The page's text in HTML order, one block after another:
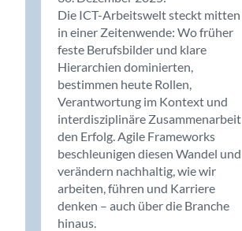
Benken (SG)
Bergdietikon
Bern - Liebefeld
Die ICT-Arbeitswelt steckt mitten
in einer Zeitenwende: Wo früher
feste Berufsbilder und klare
Hierarchien dominierten,
bestimmen heute Rollen,
Verantwortung im Kontext und
interdisziplinäre Zusammenarbeit
den Erfolg. Agile Frameworks
beschleunigen diesen Wandel und
verändern nachhaltig, wie wir
arbeiten, führen und Karriere
denken – auch über die Branche
hinaus.